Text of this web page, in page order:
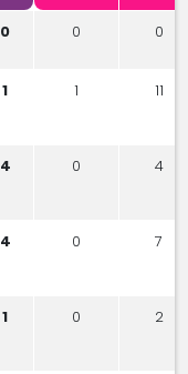
0 0 0
1 1 11
4 0 4
4 0 7
1 0 2